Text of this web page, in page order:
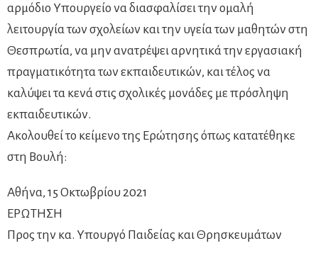
αρμόδιο Υπουργείο να διασφαλίσει την ομαλή
λειτουργία των σχολείων και την υγεία των μαθητών στη
Θεσπρωτία, να μην ανατρέψει αρνητικά την εργασιακή
πραγματικότητα των εκπαιδευτικών, και τέλος να
καλύψει τα κενά στις σχολικές μονάδες με πρόσληψη
εκπαιδευτικών.
Ακολουθεί το κείμενο της Ερώτησης όπως κατατέθηκε
στη Βουλή:
Αθήνα, 15 Οκτωβρίου 2021
ΕΡΩΤΗΣΗ
Προς την κα. Υπουργό Παιδείας και Θρησκευμάτων